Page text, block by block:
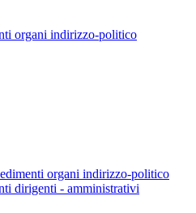
organi indirizzo-politico
organi indirizzo-politico
dirigenti - amministrativi